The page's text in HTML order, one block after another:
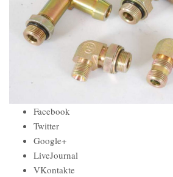
Facebook
Twitter
Google+
LiveJournal
VKontakte